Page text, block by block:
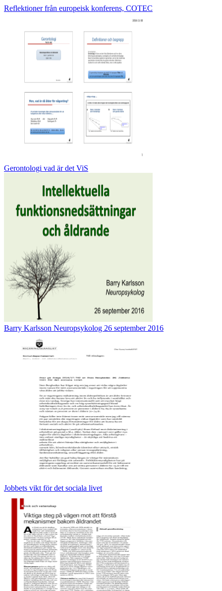
Reflektioner från europeisk konferens, COTEC
Gerontologi vad är det ViS
Barry Karlsson Neuropsykolog 26 september 2016
Jobbets vikt för det sociala livet